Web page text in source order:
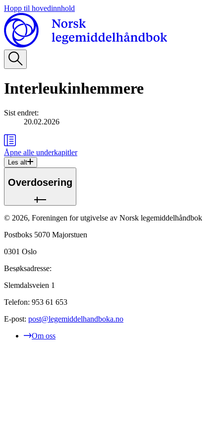
Hopp til hovedinnhold
Interleukinhemmere
Sist endret:
20.02.2026
Åpne alle underkapitler
Les alt
Overdosering
© 2026, Foreningen for utgivelse av Norsk legemiddelhåndbok
Postboks 5070 Majorstuen
0301 Oslo
Besøksadresse:
Slemdalsveien 1
Telefon: 953 61 653
E-post: post@legemiddelhandboka.no
Om oss